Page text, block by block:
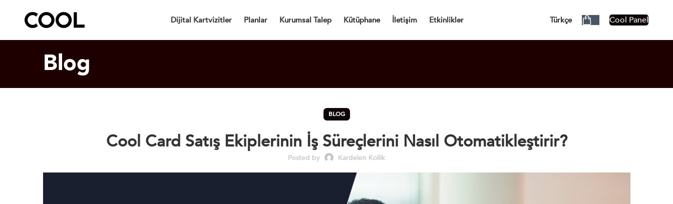
Dijital Kartvizitler Planlar Kurumsal Talep Kütüphane İletişim Etkinlikler Türkçe Cool Panel
Blog
BLOG
Cool Card Satış Ekiplerinin İş Süreçlerini Nasıl Otomatikleştirir?
Posted by Kardelen Kollik